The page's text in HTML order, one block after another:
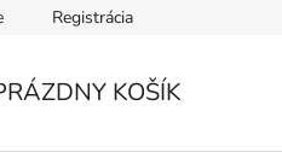
osobných údajov
Registrácia
KOŠÍK